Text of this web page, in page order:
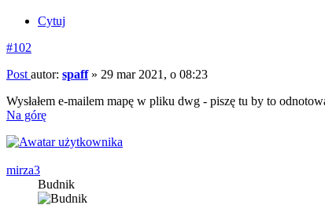
Cytuj
#102
Post autor: spaff» 29 mar 2021, o 08:23
Wysłałem e-mailem mapę w pliku dwg - piszę tu by to
Na górę
mirza3
Budnik